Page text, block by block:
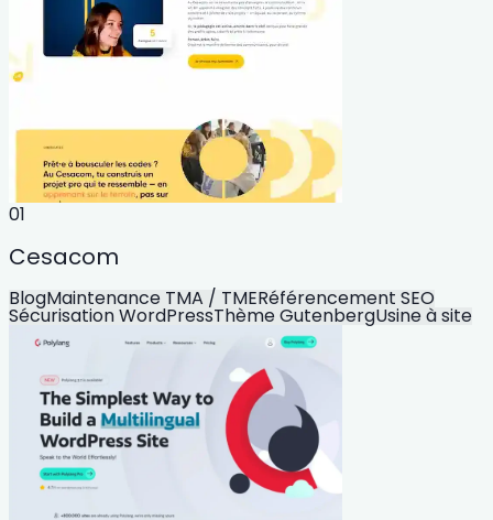
01
Cesacom
BlogMaintenance TMA / TMERéférencement SEO
Sécurisation WordPressThème GutenbergUsine à site